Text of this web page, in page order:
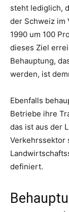
steht lediglich,
der Schweiz im
1990 um 100
dieses Ziel
Behauptung,
werden, ist
Ebenfalls
Betriebe ihre
das ist aus der
Verkehrssektor
definiert.